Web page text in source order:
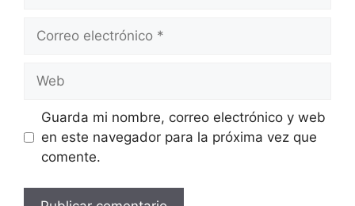
Correo
Web
Guarda mi nombre, correo electrónico y web
en este navegador para la próxima vez que
comente.